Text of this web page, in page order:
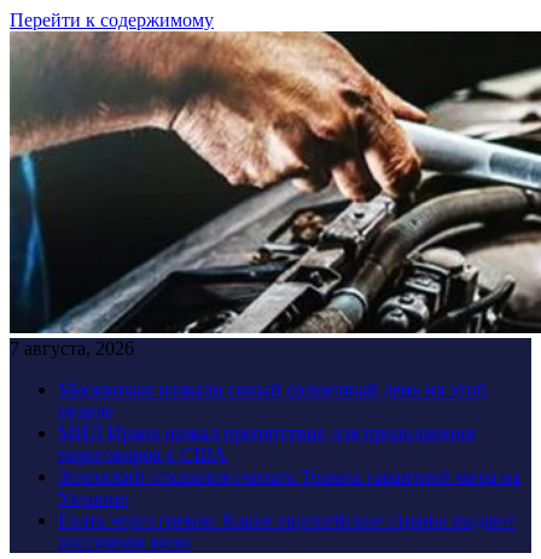
Перейти к содержимому
7 августа, 2026
Москвичам назвали самый солнечный день на этой
неделе
МИД Ирана назвал препятствие для продолжения
переговоров с США
Зеленский отказался считать Трампа гарантией мира на
Украине
Ехать через греков: Какие европейские страны выдают
россиянам визы